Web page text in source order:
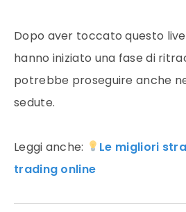
Dopo aver toccato questo
hanno iniziato una fase di
potrebbe proseguire anche
sedute.
Leggi anche:
Le migliori
trading online